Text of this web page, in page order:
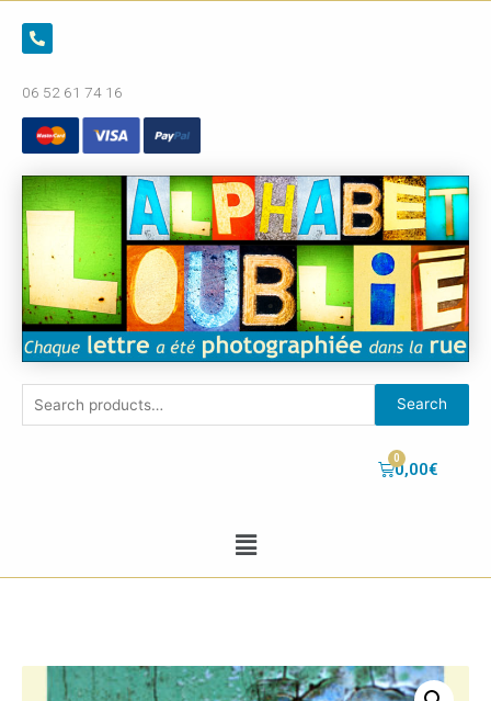
06 52 61 74 16
Search
0,00€